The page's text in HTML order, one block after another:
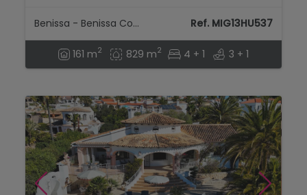
Benissa - Benissa Costa Ref. MIG13HU537
161 m2 829 m2 4 + 1 3 + 1